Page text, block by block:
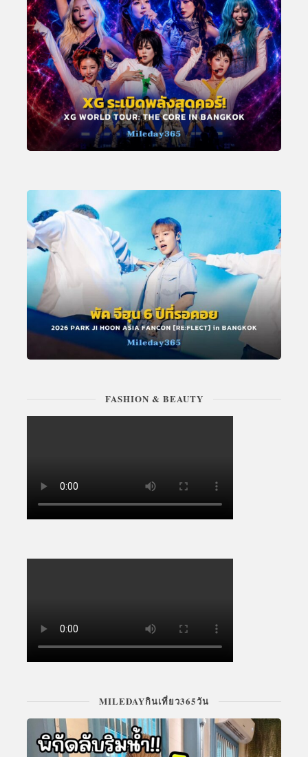
FASHION & BEAUTY
MILEDAYกินเที่ยว365วัน